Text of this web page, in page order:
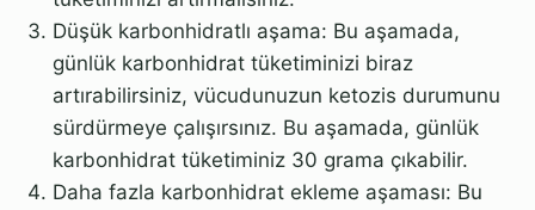
Düşük karbonhidratlı aşama: Bu aşamada,
günlük karbonhidrat tüketiminizi biraz
artırabilirsiniz, vücudunuzun ketozis durumunu
sürdürmeye çalışırsınız. Bu aşamada, günlük
karbonhidrat tüketiminiz 30 grama çıkabilir.
Daha fazla karbonhidrat ekleme aşaması: Bu